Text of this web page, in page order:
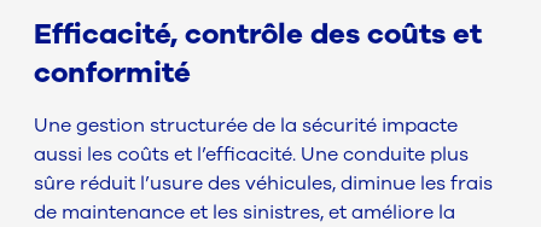
Efficacité, contrôle des coûts et
conformité
Une gestion structurée de la sécurité impacte
aussi les coûts et l’efficacité. Une conduite plus
sûre réduit l’usure des véhicules, diminue les frais
de maintenance et les sinistres, et améliore la